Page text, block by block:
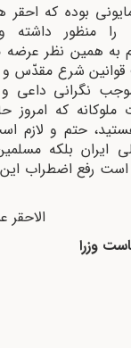
بوده که احقر
را منظور
به همین نظر عرضه
قوانین شرع
نگرانی داعی
ملوکانه که امروز
حتم و لازم
ایران بلکه
است رفع اضطراب
الاحقر
وزرا